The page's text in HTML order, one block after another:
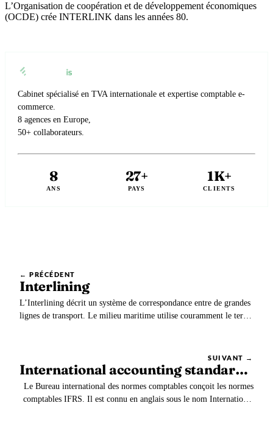
L’Organisation de coopération et de développement économiques
(OCDE) crée INTERLINK dans les années 80.
Cabinet spécialisé en TVA internationale et expertise comptable e-
commerce.
8 agences en Europe,
50+ collaborateurs.
8
ANS
27+
PAYS
1K+
CLIENTS
← PRÉCÉDENT
Interlining
L’Interlining décrit un système de correspondance entre de grandes
lignes de transport. Le milieu maritime utilise couramment le terme
SUIVANT →
International accounting standards board
Le Bureau international des normes comptables conçoit les normes
comptables IFRS. Il est connu en anglais sous le nom International